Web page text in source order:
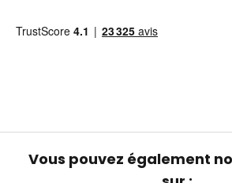
Vous pouvez également